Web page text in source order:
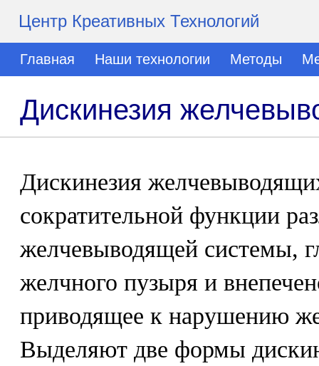
Центр Креативных Технологий
Главная Наши технологии Методы
Дискинезия
Дискинезия
сократительной функции
желчевыводящей системы,
желчного пузыря и
приводящее к нарушению
Выделяют две формы